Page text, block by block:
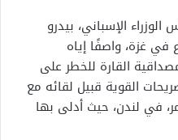
الإسباني، بيدرو
في غزة، واصفًا إياه
القارة للخطر على
القوية قبيل لقائه مع
في لندن، حيث أدلى بها